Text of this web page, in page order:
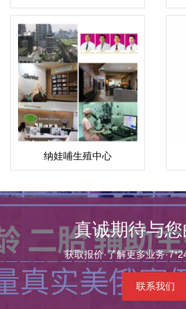
（Piyaphan）
纳娃哺生殖中心
（Nawabutr）
真诚期待与
获取报价·了解更多业务
联系我们